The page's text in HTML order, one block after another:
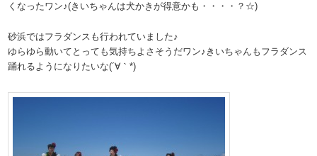
くなったワン♪(きいちゃんは犬かきが得意かも・・・・？☆)
砂浜ではフラダンスも行われていました♪
ゆらゆら動いてとっても気持ちよさそうだワン♪きいちゃんもフラダンス
踊れるようになりたいな(´∀｀*)